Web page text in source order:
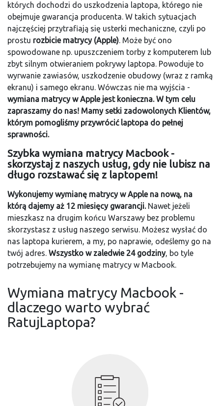
których dochodzi do uszkodzenia laptopa, którego nie
obejmuje gwarancja producenta. W takich sytuacjach
najczęściej przytrafiają się usterki mechaniczne, czyli po
prostu rozbicie matrycy (Apple). Może być ono
spowodowane np. upuszczeniem torby z komputerem lub
zbyt silnym otwieraniem pokrywy laptopa. Powoduje to
wyrwanie zawiasów, uszkodzenie obudowy (wraz z ramką
ekranu) i samego ekranu. Wówczas nie ma wyjścia -
wymiana matrycy w Apple jest konieczna. W tym celu
zapraszamy do nas! Mamy setki zadowolonych Klientów,
którym pomogliśmy przywrócić laptopa do pełnej
sprawności.
Szybka wymiana matrycy Macbook -
skorzystaj z naszych usług, gdy nie lubisz na
długo rozstawać się z laptopem!
Wykonujemy wymianę matrycy w Apple na nową, na
którą dajemy aż 12 miesięcy gwarancji.Nawet jeżeli
mieszkasz na drugim końcu Warszawy bez problemu
skorzystasz z usług naszego serwisu. Możesz wysłać do
nas laptopa kurierem, a my, po naprawie, odeślemy go na
twój adres. Wszystko w zaledwie 24 godziny, bo tyle
potrzebujemy na wymianę matrycy w Macbook.
Wymiana matrycy Macbook -
dlaczego warto wybrać
RatujLaptopa?